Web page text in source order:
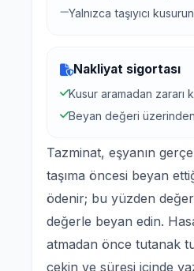
Yalnızca taşıyıcı
Nakliyat sigortası
Kusur aramadan zararı
Beyan değeri
Tazminat, eşyanın
taşıma öncesi beyan
ödenir; bu yüzden
değerle beyan edin.
atmadan önce tutanak
çekin ve süresi içinde